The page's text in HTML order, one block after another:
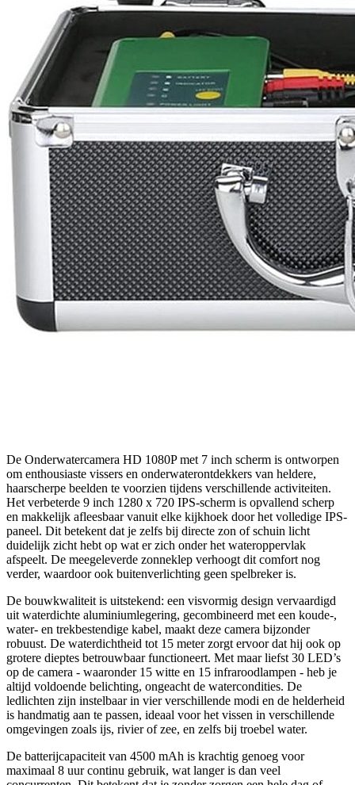
De Onderwatercamera HD 1080P met 7 inch scherm is ontworpen
om enthousiaste vissers en onderwaterontdekkers van heldere,
haarscherpe beelden te voorzien tijdens verschillende activiteiten.
Het verbeterde 9 inch 1280 x 720 IPS-scherm is opvallend scherp
en makkelijk afleesbaar vanuit elke kijkhoek door het volledige IPS-
paneel. Dit betekent dat je zelfs bij directe zon of schuin licht
duidelijk zicht hebt op wat er zich onder het wateroppervlak
afspeelt. De meegeleverde zonneklep verhoogt dit comfort nog
verder, waardoor ook buitenverlichting geen spelbreker is.
De bouwkwaliteit is uitstekend: een visvormig design vervaardigd
uit waterdichte aluminiumlegering, gecombineerd met een koude-,
water- en trekbestendige kabel, maakt deze camera bijzonder
robuust. De waterdichtheid tot 15 meter zorgt ervoor dat hij ook op
grotere dieptes betrouwbaar functioneert. Met maar liefst 30 LED’s
op de camera - waaronder 15 witte en 15 infraroodlampen - heb je
altijd voldoende belichting, ongeacht de watercondities. De
ledlichten zijn instelbaar in vier verschillende modi en de helderheid
is handmatig aan te passen, ideaal voor het vissen in verschillende
omgevingen zoals ijs, rivier of zee, en zelfs bij troebel water.
De batterijcapaciteit van 4500 mAh is krachtig genoeg voor
maximaal 8 uur continu gebruik, wat langer is dan veel